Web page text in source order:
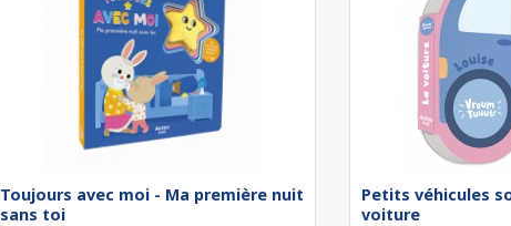
Toujours avec moi - Ma première nuit
sans toi
Petits véhicules
voiture